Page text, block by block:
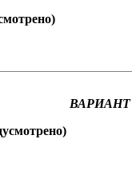
ВАРИАНТ